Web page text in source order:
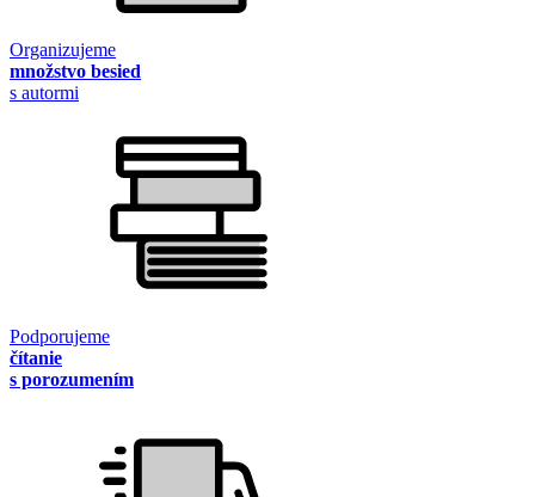
Organizujeme
množstvo besied
s autormi
Podporujeme
čítanie
s porozumením